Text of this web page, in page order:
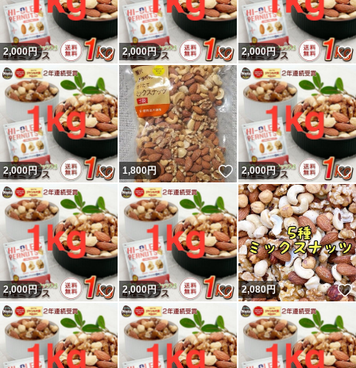
2,000円 いいね！
2,000円 いいね！
2,000円
2,000円 いいね！
1,800円 いいね！
2,000円
2,000円 いいね！
2,000円 いいね！
2,080円